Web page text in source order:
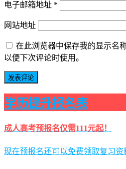
电子邮箱地址 *
网站地址
在此浏览器中保存我的显示名
以便下次评论时使用。
学历提升报名表
成人高考预报名仅需111元起！
现在预报名还可以免费领取复习资